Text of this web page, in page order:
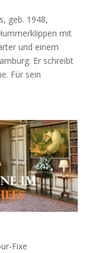
geb. 1948,
mit
und einem
Er schreibt
Für sein
Fixe